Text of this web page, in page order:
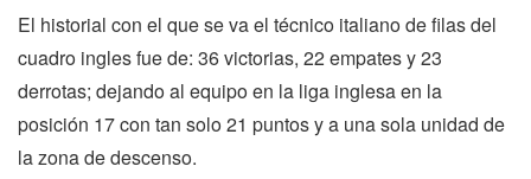
El historial con el que se va el técnico italiano de filas del
cuadro ingles fue de: 36 victorias, 22 empates y 23
derrotas; dejando al equipo en la liga inglesa en la
posición 17 con tan solo 21 puntos y a una sola unidad de
la zona de descenso.